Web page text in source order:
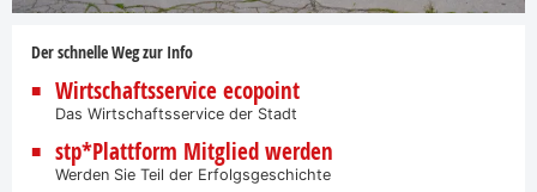
Der schnelle Weg zur Info
Wirtschaftsservice ecopoint
Das Wirtschaftsservice der Stadt
stp*Plattform Mitglied werden
Werden Sie Teil der Erfolgsgeschichte